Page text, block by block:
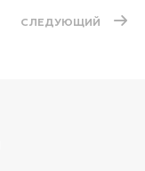
СЛЕДУЮЩИЙ